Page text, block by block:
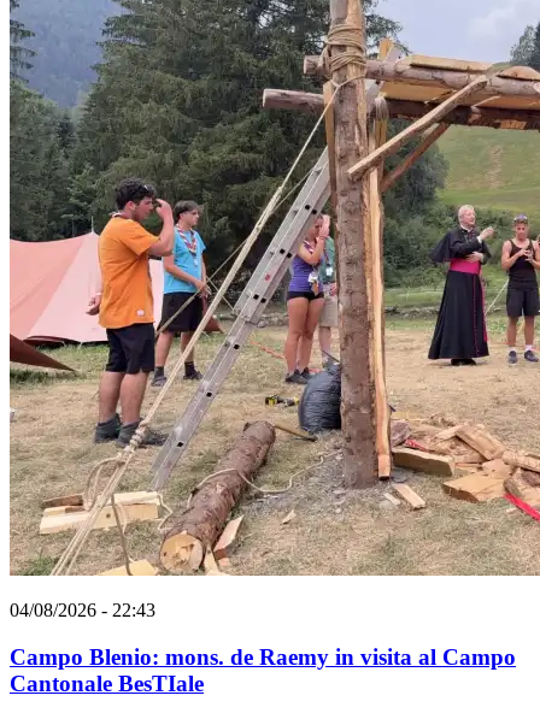
04/08/2026 - 22:43
Campo Blenio: mons. de Raemy in visita al Campo
Cantonale BesTIale